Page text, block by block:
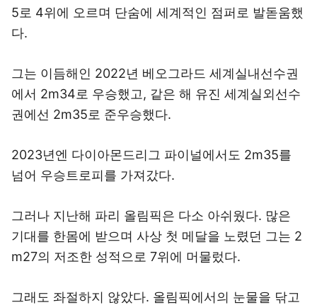
5로 4위에 오르며 단숨에 세계적인 점퍼로 발돋움했
다.
그는 이듬해인 2022년 베오그라드 세계실내선수권
에서 2m34로 우승했고, 같은 해 유진 세계실외선수
권에선 2m35로 준우승했다.
2023년엔 다이아몬드리그 파이널에서도 2m35를
넘어 우승트로피를 가져갔다.
그러나 지난해 파리 올림픽은 다소 아쉬웠다. 많은
기대를 한몸에 받으며 사상 첫 메달을 노렸던 그는 2
m27의 저조한 성적으로 7위에 머물렀다.
그래도 좌절하지 않았다. 올림픽에서의 눈물을 닦고